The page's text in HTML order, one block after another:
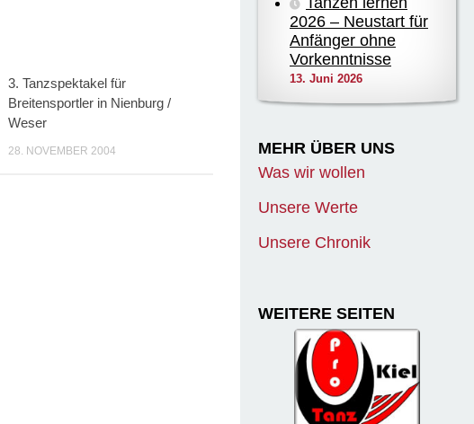
3. Tanzspektakel für
Breitensportler in Nienburg /
Weser
28. NOVEMBER 2004
2026 – Neustart für
Anfänger ohne
Vorkenntnisse
13. Juni 2026
MEHR ÜBER UNS
Was wir wollen
Unsere Werte
Unsere Chronik
WEITERE SEITEN